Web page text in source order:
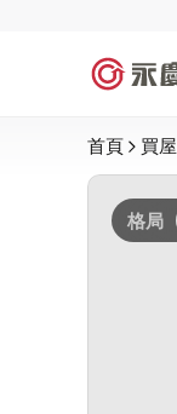
首頁 買屋
格局